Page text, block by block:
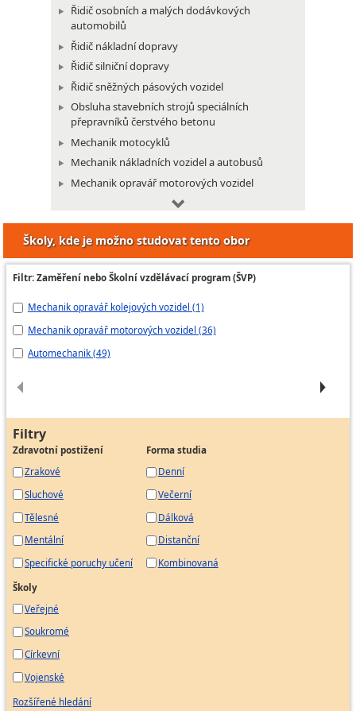
Řidič osobních a malých dodávkových
automobilů
Řidič nákladní dopravy
Řidič silniční dopravy
Řidič sněžných pásových vozidel
Obsluha stavebních strojů speciálních
přepravníků čerstvého betonu
Mechanik motocyklů
Mechanik nákladních vozidel a autobusů
Mechanik opravář motorových vozidel
Mechanik osobních vozidel
Mechanik pneuservisu
Servisní technik klimatizace osobních
automobilů
Mechanik motorových lokomotiv
Školy, kde je možno studovat tento obor
Filtr: Zaměření nebo Školní vzdělávací program (ŠVP)
Mechanik opravář kolejových vozidel (1)
Mechanik opravář motorových vozidel (36)
Automechanik (49)
Filtry
Zdravotní postižení
Zrakové
Sluchové
Tělesné
Mentální
Specifické poruchy učení
Forma studia
Denní
Večerní
Dálková
Distanční
Kombinovaná
Školy
Veřejné
Soukromé
Církevní
Vojenské
Rozšířené hledání